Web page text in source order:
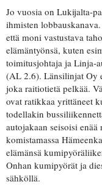
Jo vuosia on Lukijalta-
ihmisten
että moni vastustava
elämäntyönsä, kuten
toimitusjohtaja ja Linja-
(AL 2.6). Länsilinjat Oy
joka raitiotietä pelkää.
ovat ratikkaa yrittäneet
todellakin
autojakaan seisoisi
komistamassa
elämänsä
Onhan kumipyörät ja
sähköllä.